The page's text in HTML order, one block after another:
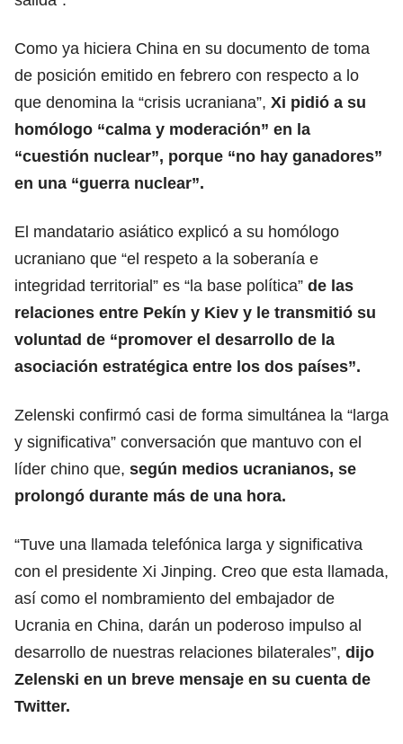
Como ya hiciera China en su documento de toma
de posición emitido en febrero con respecto a lo
que denomina la “crisis ucraniana”, Xi pidió a su
homólogo “calma y moderación” en la
“cuestión nuclear”, porque “no hay ganadores”
en una “guerra nuclear”.
El mandatario asiático explicó a su homólogo
ucraniano que “el respeto a la soberanía e
integridad territorial” es “la base política” de las
relaciones entre Pekín y Kiev y le transmitió su
voluntad de “promover el desarrollo de la
asociación estratégica entre los dos países”.
Zelenski confirmó casi de forma simultánea la “larga
y significativa” conversación que mantuvo con el
líder chino que, según medios ucranianos, se
prolongó durante más de una hora.
“Tuve una llamada telefónica larga y significativa
con el presidente Xi Jinping. Creo que esta llamada,
así como el nombramiento del embajador de
Ucrania en China, darán un poderoso impulso al
desarrollo de nuestras relaciones bilaterales”, dijo
Zelenski en un breve mensaje en su cuenta de
Twitter.